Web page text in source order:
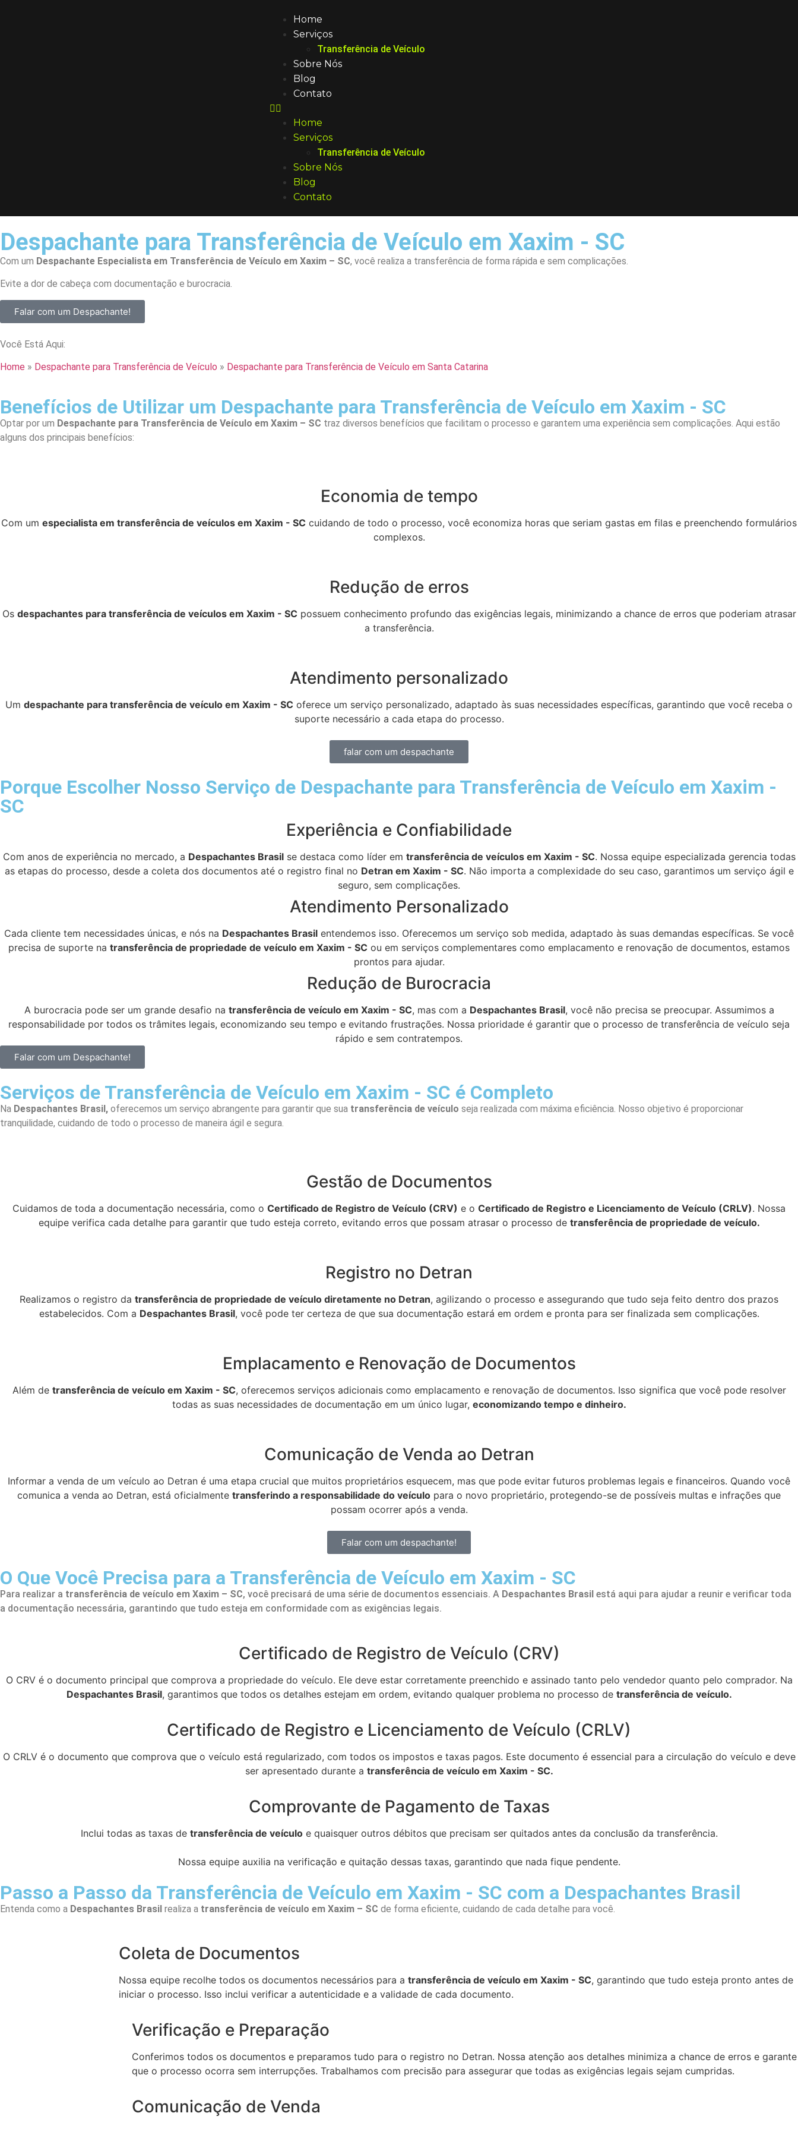
Home
Serviços
Transferência de Veículo
Sobre Nós
Blog
Contato
Home
Serviços
Transferência de Veículo
Sobre Nós
Blog
Contato
Despachante para Transferência de Veículo em Xaxim - SC
Com um Despachante Especialista em Transferência de Veículo em Xaxim – SC, você realiza a transferência de forma rápida e sem complicações.
Evite a dor de cabeça com documentação e burocracia.
Falar com um Despachante!
Você Está Aqui:
Home » Despachante para Transferência de Veículo » Despachante para Transferência de Veículo em Santa Catarina
Benefícios de Utilizar um Despachante para Transferência de Veículo em Xaxim - SC
Optar por um Despachante para Transferência de Veículo em Xaxim – SC traz diversos benefícios que facilitam o processo e garantem uma experiência sem complicações. Aqui estão
alguns dos principais benefícios:
Economia de tempo
Com um especialista em transferência de veículos em Xaxim - SC cuidando de todo o processo, você economiza horas que seriam gastas em filas e preenchendo formulários
complexos.
Redução de erros
Os despachantes para transferência de veículos em Xaxim - SC possuem conhecimento profundo das exigências legais, minimizando a chance de erros que poderiam atrasar
a transferência.
Atendimento personalizado
Um despachante para transferência de veículo em Xaxim - SC oferece um serviço personalizado, adaptado às suas necessidades específicas, garantindo que você receba o
suporte necessário a cada etapa do processo.
falar com um despachante
Porque Escolher Nosso Serviço de Despachante para Transferência de Veículo em Xaxim -
SC
Experiência e Confiabilidade
Com anos de experiência no mercado, a Despachantes Brasilse destaca como líder em transferência de veículos em Xaxim - SC. Nossa equipe especializada gerencia todas
as etapas do processo, desde a coleta dos documentos até o registro final no Detran em Xaxim - SC. Não importa a complexidade do seu caso, garantimos um serviço ágil e
seguro, sem complicações.
Atendimento Personalizado
Cada cliente tem necessidades únicas, e nós na Despachantes Brasil entendemos isso. Oferecemos um serviço sob medida, adaptado às suas demandas específicas. Se você
precisa de suporte na transferência de propriedade de veículo em Xaxim - SC ou em serviços complementares como emplacamento e renovação de documentos, estamos
prontos para ajudar.
Redução de Burocracia
A burocracia pode ser um grande desafio na transferência de veículo em Xaxim - SC, mas com a Despachantes Brasil, você não precisa se preocupar. Assumimos a
responsabilidade por todos os trâmites legais, economizando seu tempo e evitando frustrações. Nossa prioridade é garantir que o processo de transferência de veículo seja
rápido e sem contratempos.
Falar com um Despachante!
Serviços de Transferência de Veículo em Xaxim - SC é Completo
Na Despachantes Brasil, oferecemos um serviço abrangente para garantir que sua transferência de veículo seja realizada com máxima eficiência. Nosso objetivo é proporcionar
tranquilidade, cuidando de todo o processo de maneira ágil e segura.
Gestão de Documentos
Cuidamos de toda a documentação necessária, como o Certificado de Registro de Veículo (CRV) e o Certificado de Registro e Licenciamento de Veículo (CRLV). Nossa
equipe verifica cada detalhe para garantir que tudo esteja correto, evitando erros que possam atrasar o processo de transferência de propriedade de veículo.
Registro no Detran
Realizamos o registro da transferência de propriedade de veículo diretamente no Detran, agilizando o processo e assegurando que tudo seja feito dentro dos prazos
estabelecidos. Com a Despachantes Brasil, você pode ter certeza de que sua documentação estará em ordem e pronta para ser finalizada sem complicações.
Emplacamento e Renovação de Documentos
Além de transferência de veículo em Xaxim - SC, oferecemos serviços adicionais como emplacamento e renovação de documentos. Isso significa que você pode resolver
todas as suas necessidades de documentação em um único lugar, economizando tempo e dinheiro.
Comunicação de Venda ao Detran
Informar a venda de um veículo ao Detran é uma etapa crucial que muitos proprietários esquecem, mas que pode evitar futuros problemas legais e financeiros. Quando você
comunica a venda ao Detran, está oficialmente transferindo a responsabilidade do veículo para o novo proprietário, protegendo-se de possíveis multas e infrações que
possam ocorrer após a venda.
Falar com um despachante!
O Que Você Precisa para a Transferência de Veículo em Xaxim - SC
Para realizar a transferência de veículo em Xaxim – SC, você precisará de uma série de documentos essenciais. A Despachantes Brasil está aqui para ajudar a reunir e verificar toda
a documentação necessária, garantindo que tudo esteja em conformidade com as exigências legais.
Certificado de Registro de Veículo (CRV)
O CRV é o documento principal que comprova a propriedade do veículo. Ele deve estar corretamente preenchido e assinado tanto pelo vendedor quanto pelo comprador. Na
Despachantes Brasil, garantimos que todos os detalhes estejam em ordem, evitando qualquer problema no processo de transferência de veículo.
Certificado de Registro e Licenciamento de Veículo (CRLV)
O CRLV é o documento que comprova que o veículo está regularizado, com todos os impostos e taxas pagos. Este documento é essencial para a circulação do veículo e deve
ser apresentado durante a transferência de veículo em Xaxim - SC.
Comprovante de Pagamento de Taxas
Inclui todas as taxas de transferência de veículoe quaisquer outros débitos que precisam ser quitados antes da conclusão da transferência.
Nossa equipe auxilia na verificação e quitação dessas taxas, garantindo que nada fique pendente.
Passo a Passo da Transferência de Veículo em Xaxim - SC com a Despachantes Brasil
Entenda como a Despachantes Brasil realiza a transferência de veículo em Xaxim – SC de forma eficiente, cuidando de cada detalhe para você.
Coleta de Documentos
Nossa equipe recolhe todos os documentos necessários para a transferência de veículo em Xaxim - SC, garantindo que tudo esteja pronto antes de
iniciar o processo. Isso inclui verificar a autenticidade e a validade de cada documento.
Verificação e Preparação
Conferimos todos os documentos e preparamos tudo para o registro no Detran. Nossa atenção aos detalhes minimiza a chance de erros e garante
que o processo ocorra sem interrupções. Trabalhamos com precisão para assegurar que todas as exigências legais sejam cumpridas.
Comunicação de Venda